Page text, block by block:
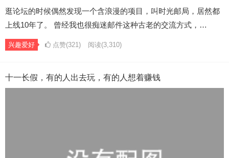
逛论坛的时候偶然发现一个含浪漫的项目，叫时光邮局，居然都
上线10年了。 曾经我也很痴迷邮件这种古老的交流方式，…
兴趣爱好 点赞(321) 阅读(3,310)
十一长假，有的人出去玩，有的人想着赚钱